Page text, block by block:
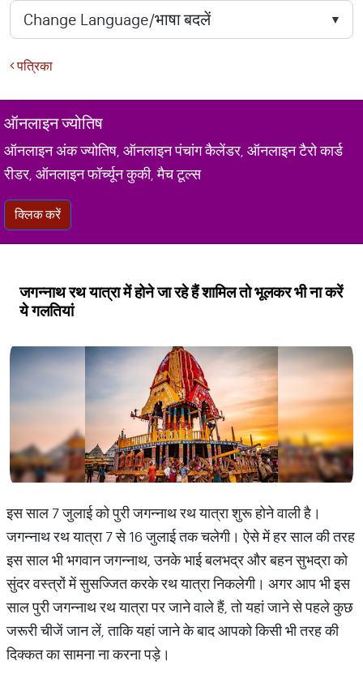
पत्रिका
ऑनलाइन ज्योतिष
ऑनलाइन अंक ज्योतिष, ऑनलाइन पंचांग कैलेंडर, ऑनलाइन टैरो कार्ड
रीडर, ऑनलाइन फॉर्च्यून कुकी, मैच टूल्स
क्लिक करें
जगन्नाथ रथ यात्रा में होने जा रहे हैं शामिल तो भूलकर भी ना करें
ये गलतियां
इस साल 7 जुलाई को पुरी जगन्नाथ रथ यात्रा शुरू होने वाली है।
जगन्नाथ रथ यात्रा 7 से 16 जुलाई तक चलेगी। ऐसे में हर साल की तरह
इस साल भी भगवान जगन्नाथ, उनके भाई बलभद्र और बहन सुभद्रा को
सुंदर वस्त्रों में सुसज्जित करके रथ यात्रा निकलेगी। अगर आप भी इस
साल पुरी जगन्नाथ रथ यात्रा पर जाने वाले हैं, तो यहां जाने से पहले कुछ
जरूरी चीजें जान लें, ताकि यहां जाने के बाद आपको किसी भी तरह की
दिक्कत का सामना ना करना पड़े।